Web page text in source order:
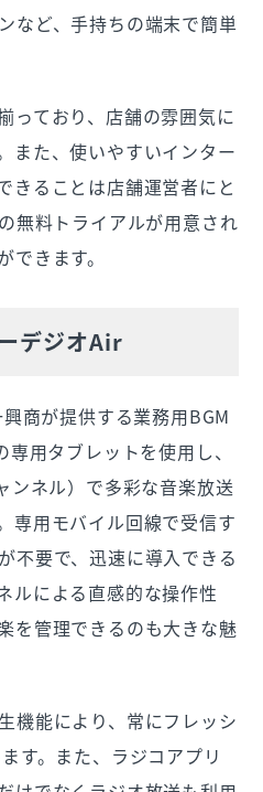
など、手持ちの端末で簡単
っており、店舗の雰囲気に
また、使いやすいインター
きることは店舗運営者にと
無料トライアルが用意され
きます。
デジオAir
商が提供する業務用BGM
用タブレットを使用し、
ンネル）で多彩な音楽放送
専用モバイル回線で受信す
不要で、迅速に導入できる
ルによる直感的な操作性
を管理できるのも大きな魅
機能により、常にフレッシ
す。また、ラジコアプリ